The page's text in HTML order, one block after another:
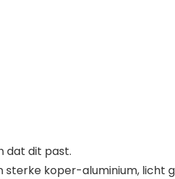
dat dit past.
koper-aluminium, licht